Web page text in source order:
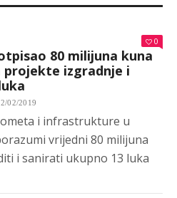
0
80 milijuna kuna
projekte izgradnje i
02/2019
i infrastrukture u
vrijedni 80 milijuna
i sanirati ukupno 13 luka